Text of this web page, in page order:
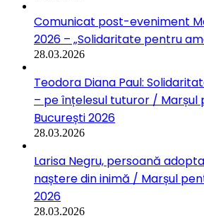
Comunicat post-eveniment
2026 – „Solidaritate pentru
28.03.2026
Teodora Diana Paul:
– pe înțelesul tuturor / Marșul
București 2026
28.03.2026
Larisa Negru, persoană
naștere din inimă / Marșul
2026
28.03.2026